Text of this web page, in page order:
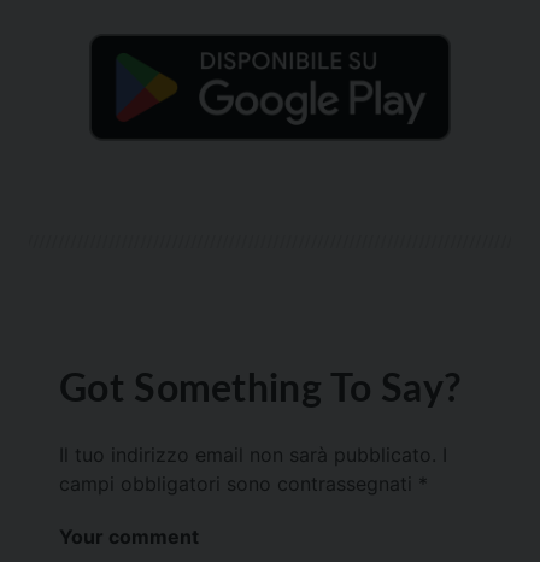
Got Something To Say?
Il tuo indirizzo email non sarà pubblicato.
campi obbligatori sono contrassegnati *
Your comment